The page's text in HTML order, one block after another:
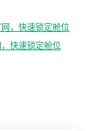
，快速锁定舱位
快速锁定舱位